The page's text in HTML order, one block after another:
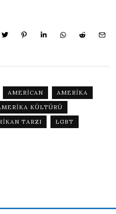
AMERICAN
AMERIKA
KÜLTÜRÜ
TARZI
LGBT